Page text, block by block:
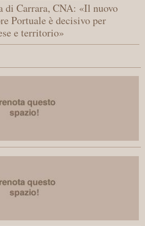
di Carrara, CNA: «Il nuovo
Portuale è decisivo per
e territorio»